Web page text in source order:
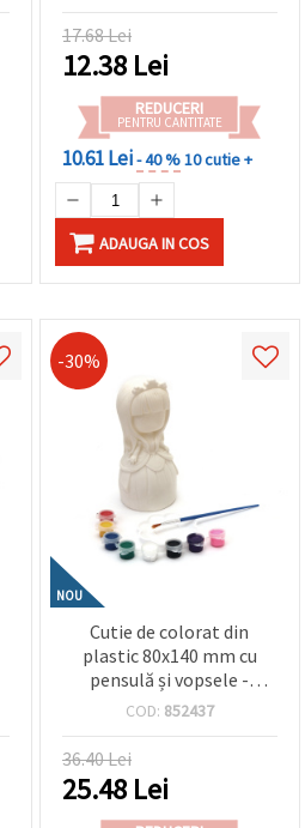
17.68 Lei
12.38 Lei
REDUCERI
PENTRU CANTITATE
10.61 Lei- 40 %10 cutie +
ADAUGA IN COS
-30%
NOU
Cutie de colorat din
plastic 80x140 mm cu
pensulă și vopsele -
Princess
COD: 852437
36.40 Lei
25.48 Lei